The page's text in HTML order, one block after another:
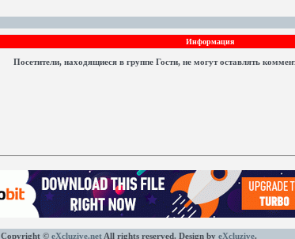
Информация
Посетители, находящиеся в группе Гости, не могут оставлять
Copyright © eXcluzive.netAll rights reserved. Design by eXcluzive.